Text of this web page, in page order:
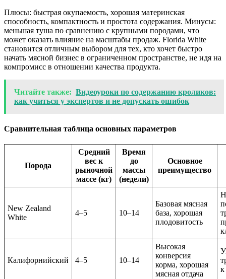
Плюсы: быстрая окупаемость, хорошая материнская
способность, компактность и простота содержания. Минусы:
меньшая туша по сравнению с крупными породами, что
может оказать влияние на масштабы продаж. Florida White
становится отличным выбором для тех, кто хочет быстро
начать мясной бизнес в ограниченном пространстве, не идя на
компромисс в отношении качества продукта.
Читайте также: Видеоуроки по содержанию кроликов:
как учиться у экспертов и не допускать ошибок
Сравнительная таблица основных параметров
Порода
Средний
вес к
рыночной
массе (кг)
Время
до
массы
(недели)
Основное
преимущество
New Zealand
White
4–5 10–14
Базовая мясная
база, хорошая
плодовитость
Калифорнийский 4–5 10–14
Высокая
конверсия
корма, хорошая
мясная отдача
к